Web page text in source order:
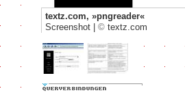
textz.com, »pngreader«
Screenshot | © textz.com